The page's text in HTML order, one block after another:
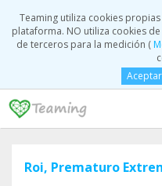
Teaming utiliza cookies
plataforma. NO utiliza cookies
de terceros para la medición (
Aceptar
Roi, Prematuro